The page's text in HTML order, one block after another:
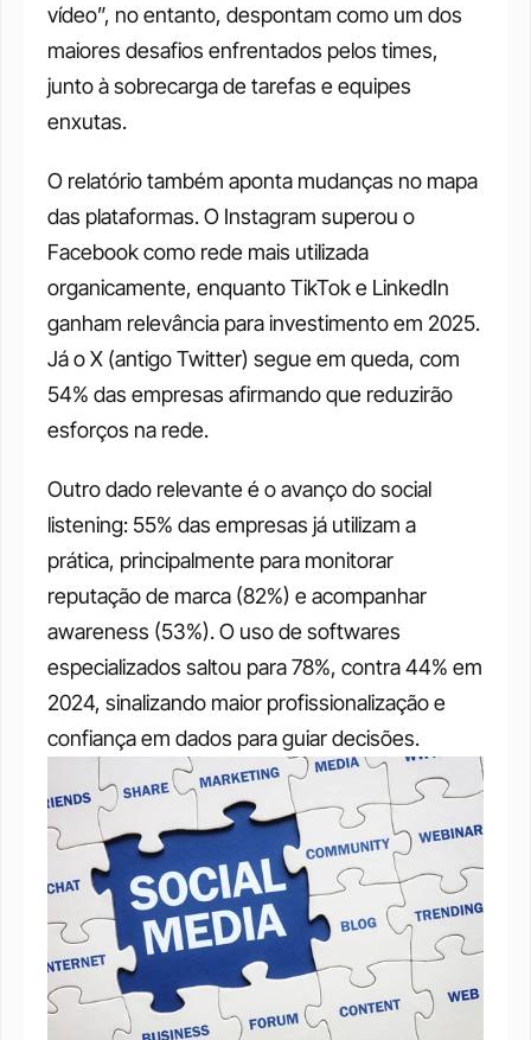
vídeo”, no entanto, despontam como um dos
maiores desafios enfrentados pelos times,
junto à sobrecarga de tarefas e equipes
enxutas.
O relatório também aponta mudanças no mapa
das plataformas. O Instagram superou o
Facebook como rede mais utilizada
organicamente, enquanto TikTok e LinkedIn
ganham relevância para investimento em 2025.
Já o X (antigo Twitter) segue em queda, com
54% das empresas afirmando que reduzirão
esforços na rede.
Outro dado relevante é o avanço do social
listening: 55% das empresas já utilizam a
prática, principalmente para monitorar
reputação de marca (82%) e acompanhar
awareness (53%). O uso de softwares
especializados saltou para 78%, contra 44% em
2024, sinalizando maior profissionalização e
confiança em dados para guiar decisões.